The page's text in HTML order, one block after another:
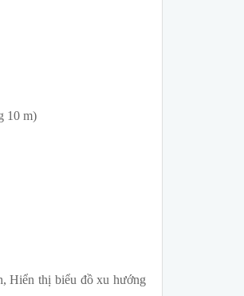
10 m)
Hiển thị biểu đồ xu hướng